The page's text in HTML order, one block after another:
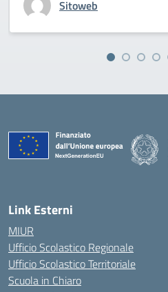
Sitoweb
Link Esterni
MIUR
Ufficio Scolastico Regionale
Ufficio Scolastico Territoriale
Scuola in Chiaro